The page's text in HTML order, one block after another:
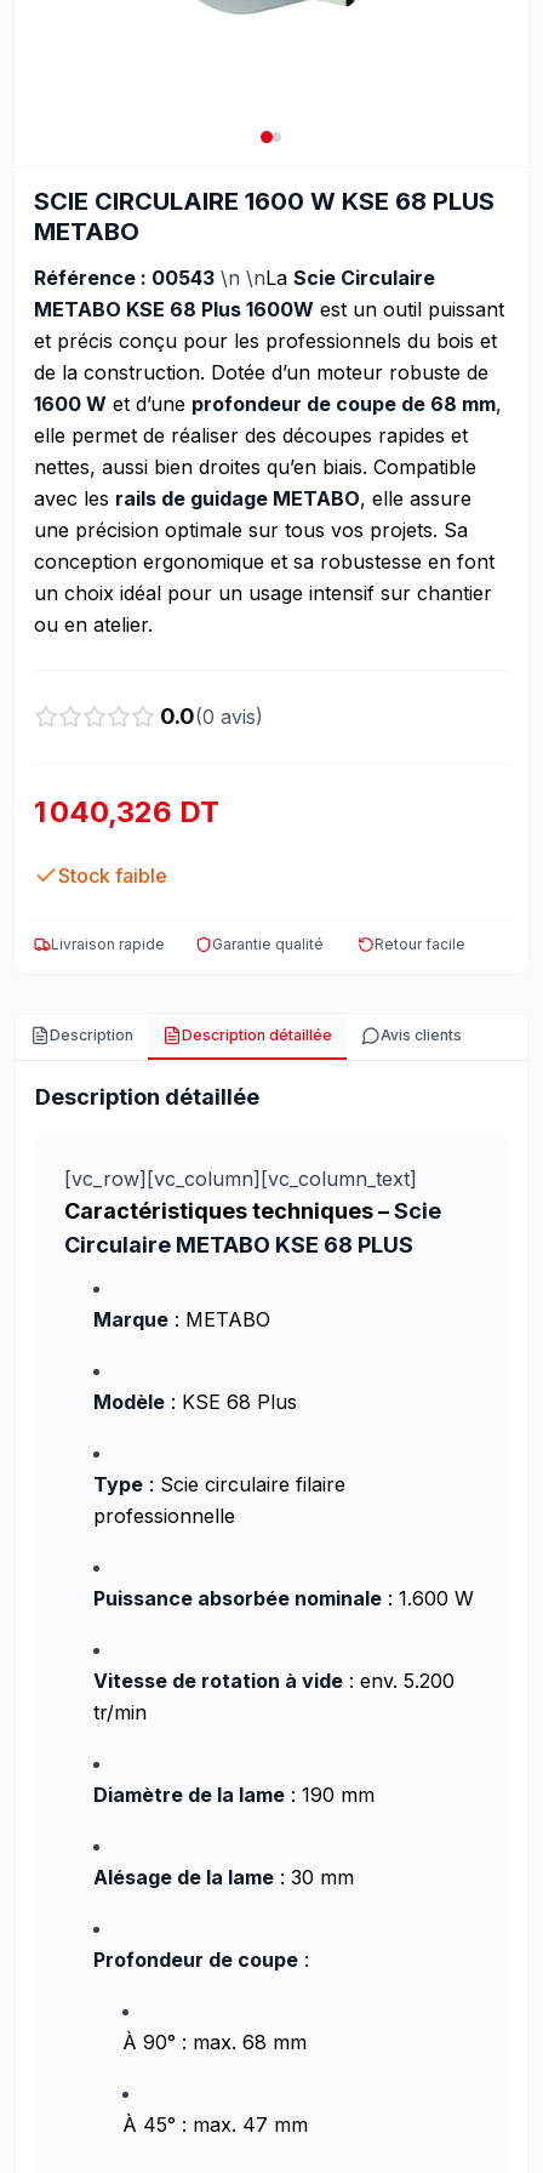
SCIE CIRCULAIRE 1600 W KSE 68 PLUS
METABO
Référence : 00543 \n \nLa Scie Circulaire
METABO KSE 68 Plus 1600W est un outil puissant
et précis conçu pour les professionnels du bois et
de la construction. Dotée d’un moteur robuste de
1600 W et d’une profondeur de coupe de 68 mm,
elle permet de réaliser des découpes rapides et
nettes, aussi bien droites qu’en biais. Compatible
avec les rails de guidage METABO, elle assure
une précision optimale sur tous vos projets. Sa
conception ergonomique et sa robustesse en font
un choix idéal pour un usage intensif sur chantier
ou en atelier.
0.0(0 avis)
1 040,326 DT
Stock faible
Livraison rapide Garantie qualité Retour facile
Description Description détaillée Avis clients
Description détaillée
[vc_row][vc_column][vc_column_text]
Caractéristiques techniques –Scie
Circulaire METABO KSE 68 PLUS
Marque : METABO
Modèle : KSE 68 Plus
Type : Scie circulaire filaire
professionnelle
Puissance absorbée nominale : 1.600 W
Vitesse de rotation à vide : env. 5.200
tr/min
Diamètre de la lame : 190 mm
Alésage de la lame : 30 mm
Profondeur de coupe :
À 90° : max. 68 mm
À 45° : max. 47 mm